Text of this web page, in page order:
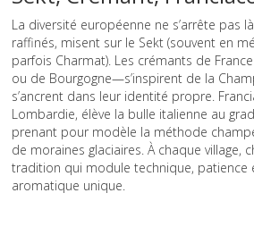
La diversité européenne ne s’arrête pas
raffinés, misent sur le Sekt (souvent en
parfois Charmat). Les crémants de
ou de Bourgogne—s’inspirent de la
s’ancrent dans leur identité propre.
Lombardie, élève la bulle italienne au
prenant pour modèle la méthode
de moraines glaciaires. À chaque village,
tradition qui module technique, patience
aromatique unique.